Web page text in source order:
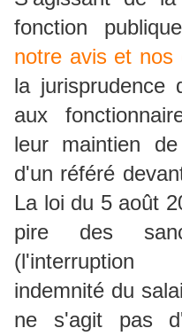
fonction
notre avis et nos
la jurisprudence
aux
leur maintien
d'un référé
La loi du 5 août
pire des
indemnité du
ne s'agit pas